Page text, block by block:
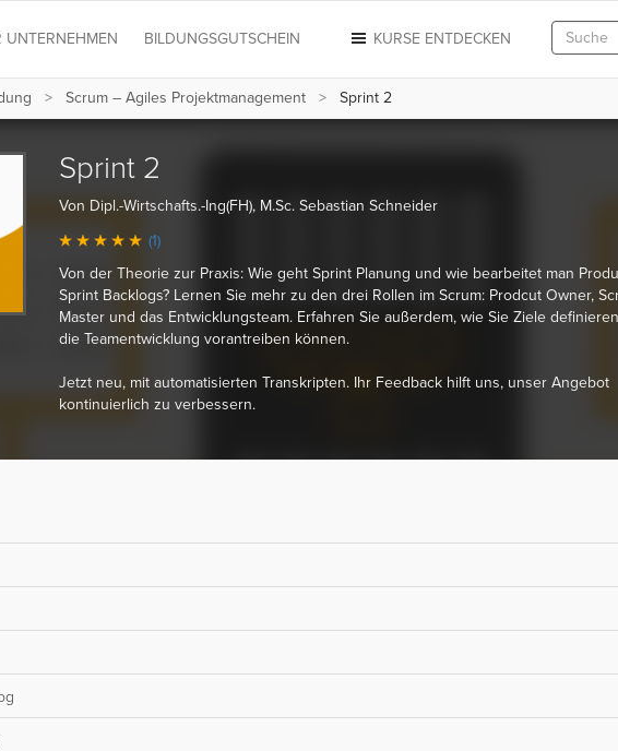
KURSE ENTDECKEN
UNTERNEHMEN BILDUNGSGUTSCHEIN
Scrum – Agiles Projektmanagement Sprint 2
Sprint 2
Von Dipl.-Wirtschafts.-Ing(FH), M.Sc. Sebastian Schneider
(1)
Von der Theorie zur Praxis: Wie geht Sprint Planung und wie bearbeitet man
Sprint Backlogs? Lernen Sie mehr zu den drei Rollen im Scrum: Prodcut Owner,
Master und das Entwicklungsteam. Erfahren Sie außerdem, wie Sie Ziele
die Teamentwicklung vorantreiben können.
Jetzt neu, mit automatisierten Transkripten. Ihr Feedback hilft uns, unser Angebot
kontinuierlich zu verbessern.